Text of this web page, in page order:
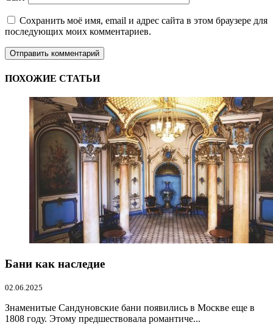
Сохранить моё имя, email и адрес сайта в этом браузере для
последующих моих комментариев.
ПОХОЖИЕ СТАТЬИ
Бани как наследие
02.06.2025
Знаменитые Сандуновские бани появились в Москве еще в
1808 году. Этому предшествовала романтиче...